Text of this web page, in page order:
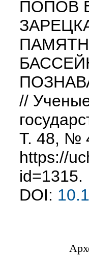
ПОПОВ
//
Т. 48, №
https://
id=1315.
DOI: